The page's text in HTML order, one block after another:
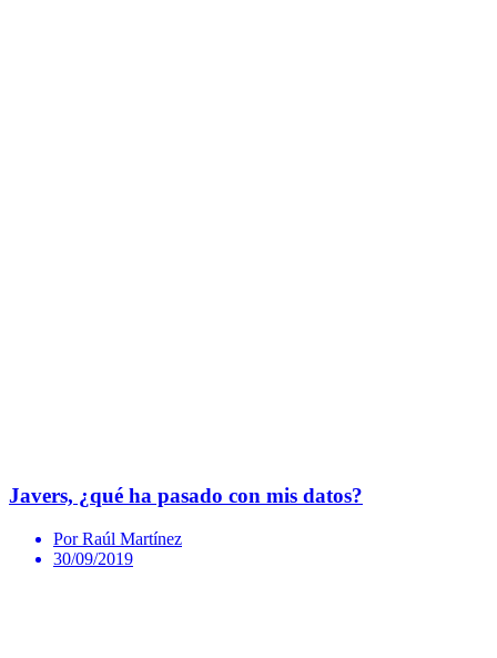
Javers, ¿qué ha pasado con mis datos?
Por Raúl Martínez
30/09/2019